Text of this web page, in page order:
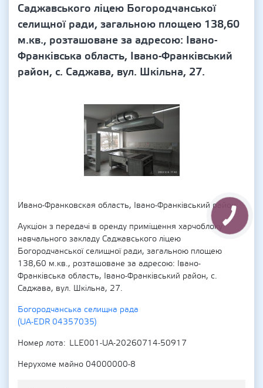
Саджавського ліцею Богородчанської
селищної ради, загальною площею 138,60
м.кв., розташоване за адресою: Івано-
Франківська область, Івано-Франківський
район, с. Саджава, вул. Шкільна, 27.
Ивано-Франковская область, Івано-Франківський район
Аукціон з передачі в оренду приміщення харчоблоку
навчального закладу Саджавського ліцею
Богородчанської селищної ради, загальною площею
138,60 м.кв., розташоване за адресою: Івано-
Франківська область, Івано-Франківський район, с.
Саджава, вул. Шкільна, 27.
Богородчанська селищна рада
(UA-EDR 04357035)
Номер лота
LLE001-UA-20260714-50917
Нерухоме майно 04000000-8